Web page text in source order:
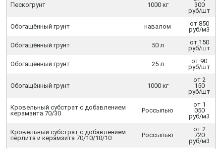
Пескогрунт 1000 кг
300
руб/шт
Обогащённый грунт навалом
от 850
руб/м3
Обогащённый грунт 50 л
от 150
руб/шт
Обогащённый грунт 25 л
от 90
руб/шт
Обогащённый грунт 1000 кг
от 2
150
руб/шт
Кровельный субстрат с добавлением
керамзита 70/30
Россыпью
от 1
050
руб/м3
Кровельный субстрат с добавлением
перлита и керамзита 70/10/10/10
Россыпью
от 2
720
руб/м3